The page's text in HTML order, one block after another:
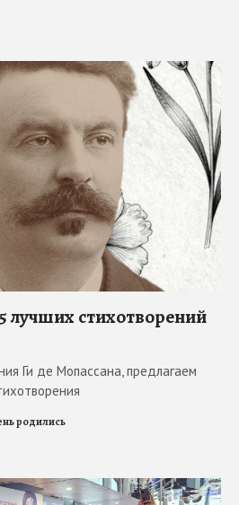
лучших стихотворений
Ги де Мопассана, предлагаем
родились